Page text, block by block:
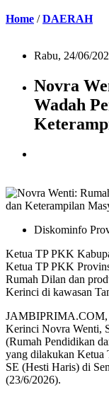
Home /DAERAH
Rabu, 24/06/
Novra
Wadah
Diskominfo
Ketua TP PKK
Ketua TP PKK
Rumah Dilan dan
Kerinci di kawasan
JAMBIPRIMA.COM,
Kerinci Novra Wenti,
(Rumah Pendidikan
yang dilakukan Ketua
SE (Hesti Haris) di
(23/6/2026).